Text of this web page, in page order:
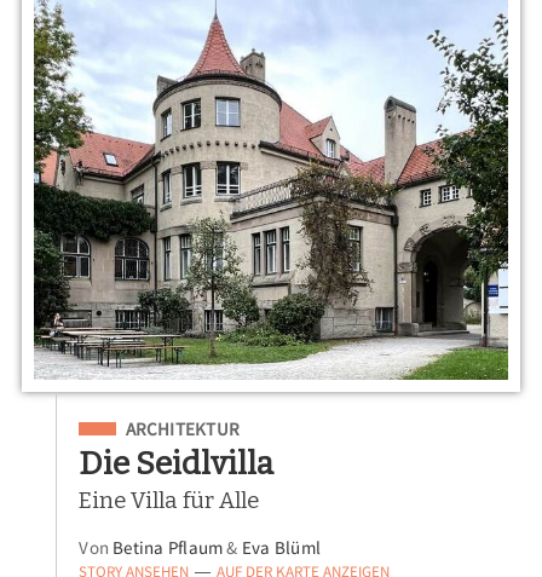
Eingeordnet unter
ARCHITEKTUR
Die Seidlvilla
Eine Villa für Alle
Von Betina Pflaum& Eva Blüml
STORY ANSEHEN — AUF DER KARTE ANZEIGEN